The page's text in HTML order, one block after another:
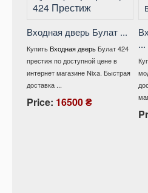
Входная дверь Булат ...
Купить Входная дверьБулат 424
престиж по доступной цене в
интернет магазине Nixa. Быстрая
доставка ...
Price: 16500 ₴
...